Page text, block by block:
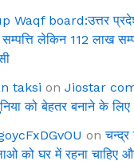
Waqf board:उत्तर
लेकिन 112 लाख
taksi on Jiostar
को बेहतर बनाने के
onचन्द्र
को घर में रहना चाहिए